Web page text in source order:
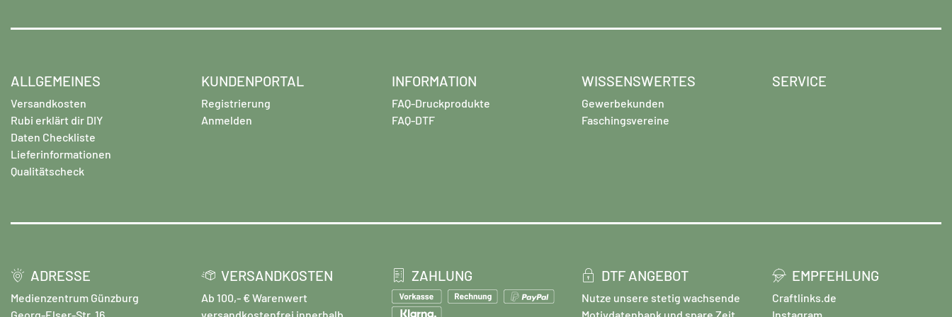
ALLGEMEINES
Versandkosten
Rubi erklärt dir DIY
Daten Checkliste
Lieferinformationen
Qualitätscheck
KUNDENPORTAL
Registrierung
Anmelden
INFORMATION
FAQ-Druckprodukte
FAQ-DTF
WISSENSWERTES
Gewerbekunden
Faschingsvereine
SERVICE
ADRESSE
Medienzentrum Günzburg
VERSANDKOSTEN
Ab 100,- € Warenwert
ZAHLUNG DTF ANGEBOT
Nutze unsere stetig wachsende
EMPFEHLUNG
Craftlinks.de